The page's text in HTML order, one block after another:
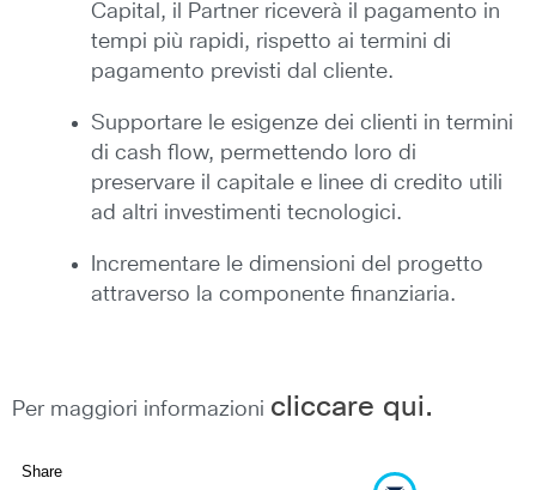
Capital, il Partner riceverà il pagamento in
tempi più rapidi, rispetto ai termini di
pagamento previsti dal cliente.
Supportare le esigenze dei clienti in termini
di cash flow, permettendo loro di
preservare il capitale e linee di credito utili
ad altri investimenti tecnologici.
Incrementare le dimensioni del progetto
attraverso la componente finanziaria.
Per maggiori informazioni cliccare qui.
Share